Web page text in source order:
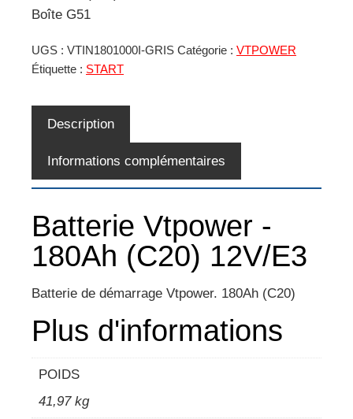
Boîte G51
UGS : VTIN1801000I-GRIS Catégorie : VTPOWER
Étiquette : START
Description
Informations complémentaires
Batterie Vtpower -
180Ah (C20) 12V/E3
Batterie de démarrage Vtpower. 180Ah (C20)
Plus d'informations
POIDS
41,97 kg